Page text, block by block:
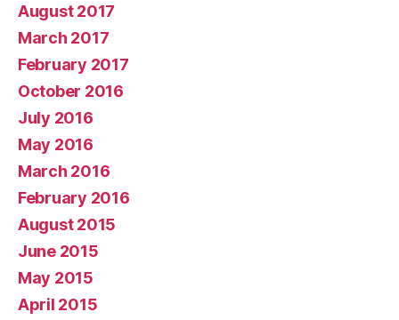
August 2017
March 2017
February 2017
October 2016
July 2016
May 2016
March 2016
February 2016
August 2015
June 2015
May 2015
April 2015